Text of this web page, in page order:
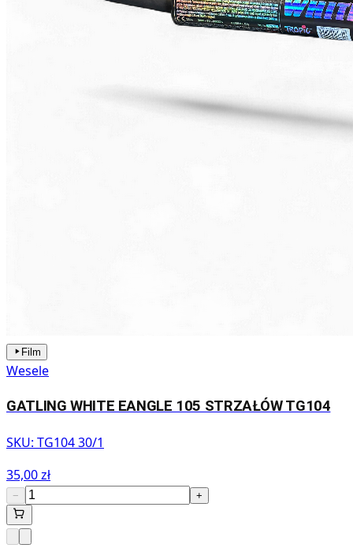
Film
Wesele
GATLING WHITE EANGLE 105 STRZAŁÓW TG104
SKU: TG104 30/1
35,00 zł
− +